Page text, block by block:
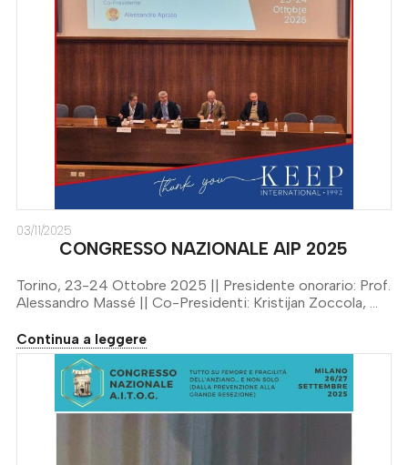
03/11/2025
CONGRESSO NAZIONALE AIP 2025
Torino, 23-24 Ottobre 2025 || Presidente onorario: Prof.
Alessandro Massé || Co-Presidenti: Kristijan Zoccola, ...
Continua a leggere